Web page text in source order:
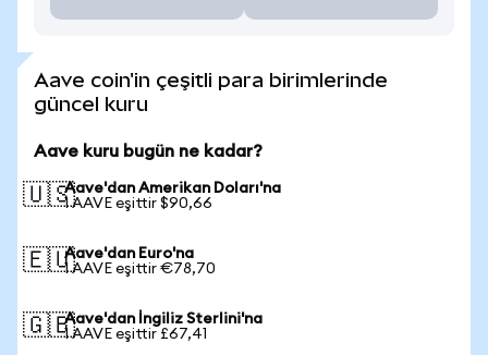
Aave coin'in çeşitli para birimlerinde
güncel kuru
Aave kuru bugün ne kadar?
🇺🇸Aave'dan Amerikan Doları'na
1 AAVE eşittir $90,66
🇪🇺Aave'dan Euro'na
1 AAVE eşittir €78,70
🇬🇧Aave'dan İngiliz Sterlini'na
1 AAVE eşittir £67,41